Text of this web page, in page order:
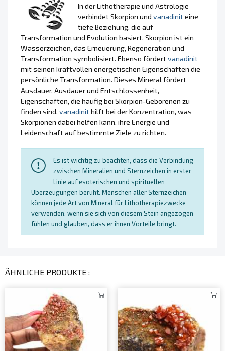
In der Lithotherapie und Astrologie
verbindet Skorpion und vanadiniteine
tiefe Beziehung, die auf
Transformation und Evolution basiert. Skorpion ist ein
Wasserzeichen, das Erneuerung, Regeneration und
Transformation symbolisiert. Ebenso fördertvanadinit
mit seinen kraftvollen energetischen Eigenschaften die
persönliche Transformation. Dieses Mineral fördert
Ausdauer, Ausdauer und Entschlossenheit,
Eigenschaften, die häufig bei Skorpion-Geborenen zu
finden sind. vanadinithilft bei der Konzentration, was
Skorpionen dabei helfen kann, ihre Energie und
Leidenschaft auf bestimmte Ziele zu richten.
Es ist wichtig zu beachten, dass die Verbindung
zwischen Mineralien und Sternzeichen in erster
Linie auf esoterischen und spirituellen
Überzeugungen beruht. Menschen aller Sternzeichen
können jede Art von Mineral für Lithotherapiezwecke
verwenden, wenn sie sich von diesem Stein angezogen
fühlen und glauben, dass er ihnen Vorteile bringt.
ÄHNLICHE PRODUKTE :